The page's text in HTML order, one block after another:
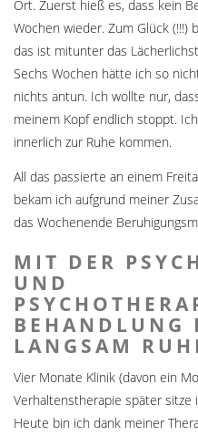
Ort. Zuerst hieß es, dass kein
Wochen wieder. Zum Glück (!!!)
das ist mitunter das
Sechs Wochen hätte ich so
nichts antun. Ich wollte nur,
meinem Kopf endlich stoppt.
innerlich zur Ruhe kommen.
All das passierte an einem
bekam ich aufgrund meiner
das Wochenende
MIT DER
UND
BEHANDLUNG
LANGSAM
Vier Monate Klinik (davon ein
Verhaltenstherapie später
Heute bin ich dank meiner